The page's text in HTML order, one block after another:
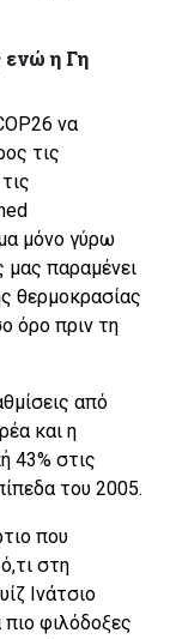
ενώ η Γη
να
τις
μόνο γύρω
μας παραμένει
θερμοκρασίας
όρο πριν τη
από
και η
43% στις
του 2005.
που
στη
Ινάτσιο
πιο φιλόδοξες